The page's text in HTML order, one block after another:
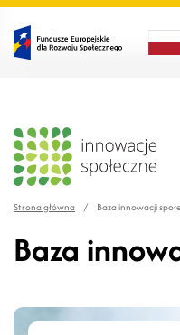
Strona główna / Baza innowacji
Baza